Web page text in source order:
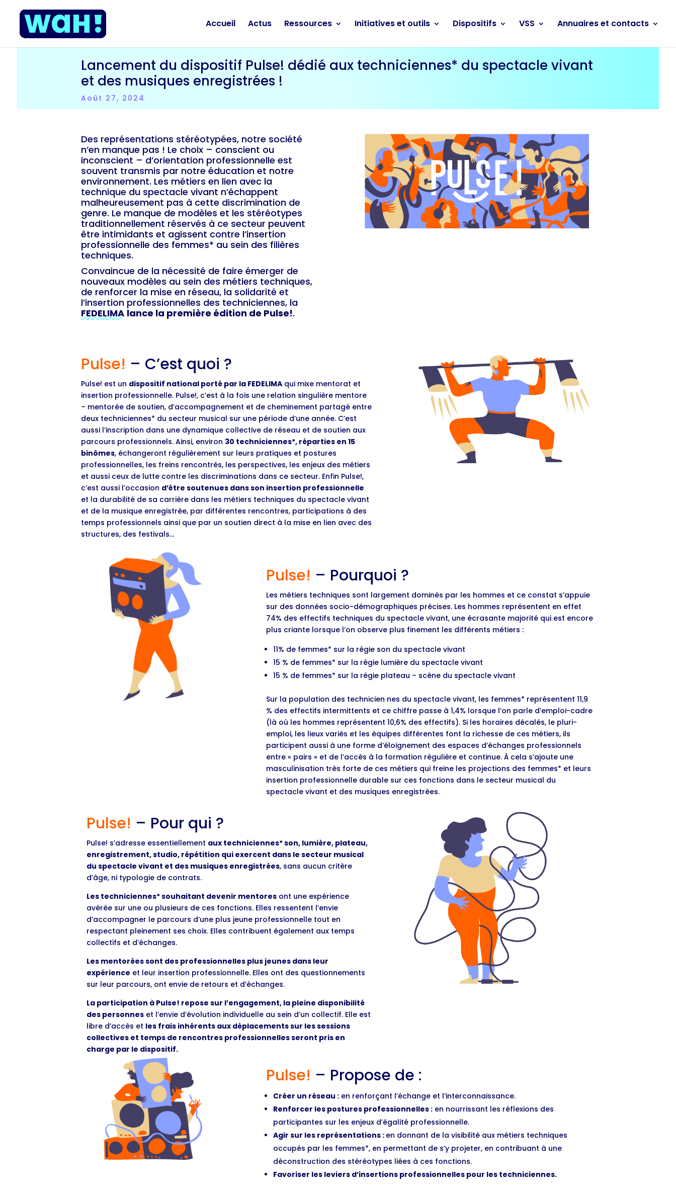
Accueil Actus Ressources Initiatives et outils Dispositifs VSS Annuaires et contacts
Lancement du dispositif Pulse! dédié aux techniciennes* du spectacle vivant
et des musiques enregistrées !
Août 27, 2024
Des représentations stéréotypées, notre société
n’en manque pas ! Le choix – conscient ou
inconscient – d’orientation professionnelle est
souvent transmis par notre éducation et notre
environnement. Les métiers en lien avec la
technique du spectacle vivant n’échappent
malheureusement pas à cette discrimination de
genre. Le manque de modèles et les stéréotypes
traditionnellement réservés à ce secteur peuvent
être intimidants et agissent contre l’insertion
professionnelle des femmes* au sein des filières
techniques.
Convaincue de la nécessité de faire émerger de
nouveaux modèles au sein des métiers techniques,
de renforcer la mise en réseau, la solidarité et
l’insertion professionnelles des techniciennes, la
FEDELIMA lance la première édition de Pulse!.
Pulse! – C’est quoi ?
Pulse! est un dispositif national porté par la FEDELIMA qui mixe mentorat et
insertion professionnelle. Pulse!, c’est à la fois une relation singulière mentore
– mentorée de soutien, d’accompagnement et de cheminement partagé entre
deux techniciennes* du secteur musical sur une période d’une année. C’est
aussi l’inscription dans une dynamique collective de réseau et de soutien aux
parcours professionnels. Ainsi, environ 30 techniciennes*, réparties en 15
binômes, échangeront régulièrement sur leurs pratiques et postures
professionnelles, les freins rencontrés, les perspectives, les enjeux des métiers
et aussi ceux de lutte contre les discriminations dans ce secteur. Enfin Pulse!,
c’est aussi l’occasion d’être soutenues dans son insertion professionnelle
et la durabilité de sa carrière dans les métiers techniques du spectacle vivant
et de la musique enregistrée, par différentes rencontres, participations à des
temps professionnels ainsi que par un soutien direct à la mise en lien avec des
structures, des festivals…
Pulse! – Pourquoi ?
Les métiers techniques sont largement dominés par les hommes et ce constat s’appuie
sur des données socio-démographiques précises. Les hommes représentent en effet
74% des effectifs techniques du spectacle vivant, une écrasante majorité qui est encore
plus criante lorsque l’on observe plus finement les différents métiers :
11% de femmes* sur la régie son du spectacle vivant
15 % de femmes* sur la régie lumière du spectacle vivant
15 % de femmes* sur la régie plateau – scène du spectacle vivant
Sur la population des technicien∙nes du spectacle vivant, les femmes* représentent 11,9
% des effectifs intermittents et ce chiffre passe à 1,4% lorsque l’on parle d’emploi-cadre
(là où les hommes représentent 10,6% des effectifs). Si les horaires décalés, le pluri-
emploi, les lieux variés et les équipes différentes font la richesse de ces métiers, ils
participent aussi à une forme d’éloignement des espaces d’échanges professionnels
entre « pairs » et de l’accès à la formation régulière et continue. À cela s’ajoute une
masculinisation très forte de ces métiers qui freine les projections des femmes* et leurs
insertion professionnelle durable sur ces fonctions dans le secteur musical du
spectacle vivant et des musiques enregistrées.
Pulse! – Pour qui ?
Pulse! s’adresse essentiellement aux techniciennes* son, lumière, plateau,
enregistrement, studio, répétition qui exercent dans le secteur musical
du spectacle vivant et des musiques enregistrées, sans aucun critère
d’âge, ni typologie de contrats.
Les techniciennes* souhaitant devenir mentores ont une expérience
avérée sur une ou plusieurs de ces fonctions. Elles ressentent l’envie
d’accompagner le parcours d’une plus jeune professionnelle tout en
respectant pleinement ses choix. Elles contribuent également aux temps
collectifs et d’échanges.
Les mentorées sont des professionnelles plus jeunes dans leur
expérience et leur insertion professionnelle. Elles ont des questionnements
sur leur parcours, ont envie de retours et d’échanges.
La participation à Pulse! repose sur l’engagement, la pleine disponibilité
des personnes et l’envie d’évolution individuelle au sein d’un collectif. Elle est
libre d’accès et les frais inhérents aux déplacements sur les sessions
collectives et temps de rencontres professionnelles seront pris en
charge par le dispositif.
Pulse! – Propose de :
Créer un réseau :en renforçant l’échange et l’interconnaissance.
Renforcer les postures professionnelles :en nourrissant les réflexions des
participantes sur les enjeux d’égalité professionnelle.
Agir sur les représentations : en donnant de la visibilité aux métiers techniques
occupés par les femmes*, en permettant de s’y projeter, en contribuant à une
déconstruction des stéréotypes liées à ces fonctions.
Favoriser les leviers d’insertions professionnelles pour les techniciennes.